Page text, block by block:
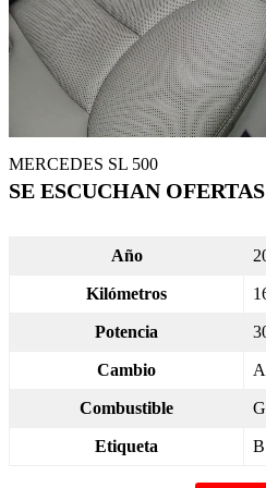
MERCEDES SL 500
SE ESCUCHAN OFERTAS
Año
Kilómetros
Potencia
Cambio
Combustible
Etiqueta